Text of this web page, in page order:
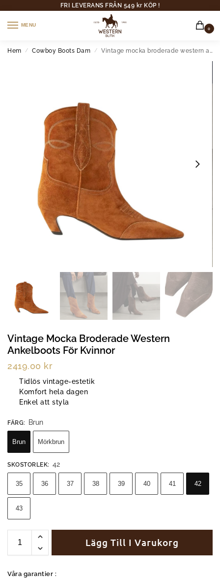
FRI LEVERANS FRÅN 549 kr KÖP !
MENU
0
Hem / Cowboy Boots Dam / Vintage mocka broderade western ankelboots för kvinnor
Vintage Mocka Broderade Western
Ankelboots För Kvinnor
2419.00 kr
Tidlös vintage-estetik
Komfort hela dagen
Enkel att styla
FÄRG: Brun
Brun Mörkbrun
SKOSTORLEK: 42
35 36 37 38 39 40 41 42
43
Lägg Till I Varukorg
Våra garantier :